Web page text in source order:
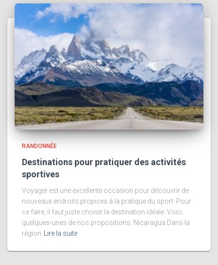
RANDONNÉE
Destinations pour pratiquer des activités
sportives
Voyager est une excellente occasion pour découvrir de
nouveaux endroits propices à la pratique du sport. Pour
ce faire, il faut juste choisir la destination idéale. Voici
quelques-unes de nos propositions. Nicaragua Dans la
région
Lire la suite